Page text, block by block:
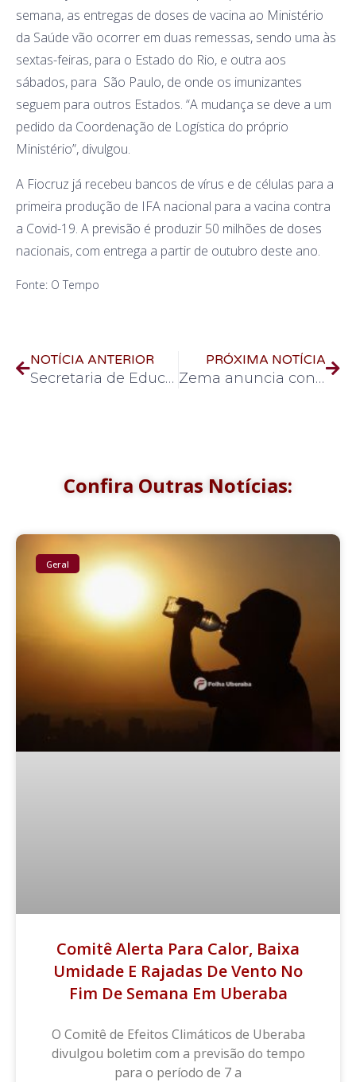
semana, as entregas de doses de vacina ao Ministério
da Saúde vão ocorrer em duas remessas, sendo uma às
sextas-feiras, para o Estado do Rio, e outra aos
sábados, para São Paulo, de onde os imunizantes
seguem para outros Estados. “A mudança se deve a um
pedido da Coordenação de Logística do próprio
Ministério”, divulgou.
A Fiocruz já recebeu bancos de vírus e de células para a
primeira produção de IFA nacional para a vacina contra
a Covid-19. A previsão é produzir 50 milhões de doses
nacionais, com entrega a partir de outubro deste ano.
Fonte: O Tempo
NOTÍCIA ANTERIOR
Secretaria de Educação de Uberlândia define volta às aulas para a próxima segunda (14)
PRÓXIMA NOTÍCIA
Zema anuncia concurso para Bombeiros em cerca de três a quatro meses em Minas
Confira Outras Notícias:
Geral
Comitê Alerta Para Calor, Baixa
Umidade E Rajadas De Vento No
Fim De Semana Em Uberaba
O Comitê de Efeitos Climáticos de Uberaba
divulgou boletim com a previsão do tempo
para o período de 7 a